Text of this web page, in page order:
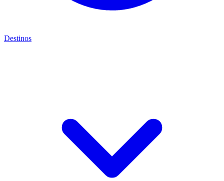
Destinos